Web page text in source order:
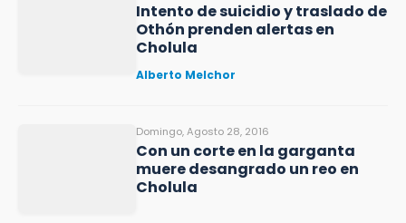
Intento de suicidio y traslado de
Othón prenden alertas en
Cholula
Alberto Melchor
Domingo, Agosto 28, 2016
Con un corte en la garganta
muere desangrado un reo en
Cholula